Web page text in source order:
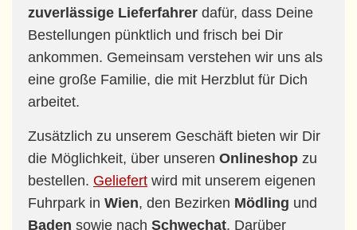
zuverlässige Lieferfahrer dafür, dass Deine
Bestellungen pünktlich und frisch bei Dir
ankommen. Gemeinsam verstehen wir uns als
eine große Familie, die mit Herzblut für Dich
arbeitet.
Zusätzlich zu unserem Geschäft bieten wir Dir
die Möglichkeit, über unseren Onlineshop zu
bestellen. Geliefert wird mit unserem eigenen
Fuhrpark in Wien, den Bezirken Mödling und
Baden sowie nach Schwechat. Darüber